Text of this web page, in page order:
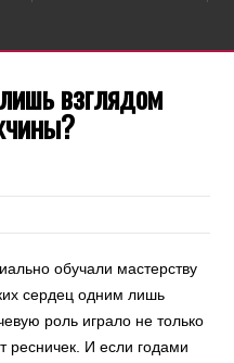
взглядом
обучали мастерству
сердец одним лишь
роль играло не только
ресничек. И если годами